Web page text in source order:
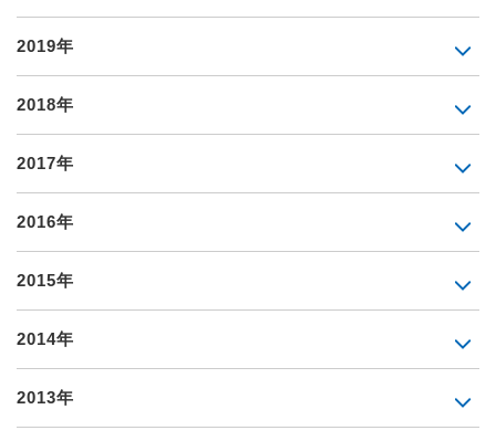
2019年
2018年
2017年
2016年
2015年
2014年
2013年